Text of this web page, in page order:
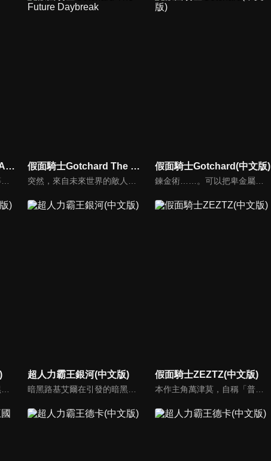
假面騎士Gotchard GRADUATIONS
終於，寶太郎與九堂凜音等夥伴們，迎來了自富良洲高中畢業的那一天。懷抱著學生生活，以及在煉金學院中那些無可取代的珍貴回憶，他們結束了畢業典禮，正準備邁向嶄新的未來──本該是如此。然而，從某一刻起，相同的時間不斷反覆流轉，寶太郎等人完全無法從這個循環中脫身。
假面騎士Gotchard The Future Daybreak 假面騎士Gotchard(中文版)
鍊金術……。可以把卑金屬鍊成貴金屬，也能透過其中的特殊技術， 孕育出以這世間萬物為樣本的人工生命體「克米」，其數量共有101隻。 克米原本被封印在「騎乘克米卡片」裡慎重的保管著， 但之後卻又被某個神祕人物全部釋放了出來。 克米會跟擁有善意的人產生共鳴並結為夥伴， 但是，也會跟人類的惡意結合，轉變成名為瑪魯加姆的怪物…...。 把被釋放到現代世界的克米全部回收吧！打倒克米與惡意結合的瑪魯加姆， 重新封印進騎乘克米卡片吧！
暗黑路基艾爾在引發的暗黑火花戰爭中用擁有讓所有生物陷入時間停歇的暗黑波動將所有的超人力霸王，怪獸和宇宙人變成人偶，後在突然出現的超人力霸王銀河導致兩敗俱傷，雙方因能力用盡而進入沉睡狀態…
超人力霸王銀河(中文版) 假面騎士ZEZTZ(中文版)
本作主角萬津莫，自稱「普通的好青年」。然而，他從小就接連遭遇各種事故、犯罪，甚至如惡夢般的不幸事件，數都數不清。現在沒有工作，與妹妹萬津美浪同住，全靠妹妹的收入過活。不過，莫擁有一項特別的才能——能夠自行選擇想做的夢，並在夢中依照自己的意志行動，也就是所謂的「清晰夢」。憑藉這項能力，他每晚都在夢裡化身無敵特務，盡情活躍。就在這個表面上看似平凡無奇的男人，有一天在夢中得到了一條變身腰帶，化身為假面騎士！更令人驚訝的是，成為假面騎士後的他，還獲得了潛入他人夢境的能力。此時，世界正因某個黑幕的陰謀，出現會寄生在人類夢境中的惡夢使者一旦寄生成功，他們甚至會將觸手伸向現實世界，企圖把這個世界改造成如惡夢般的混沌之地。要消滅惡夢使者，必須潛入他人的夢境，並在保持自我意識的情況下作戰——而全世界唯一能做到這件事的人，正是莫！就此，守護人類(以及人類的睡眠)的英雄——假面騎士ZEZTZ，正式誕生！